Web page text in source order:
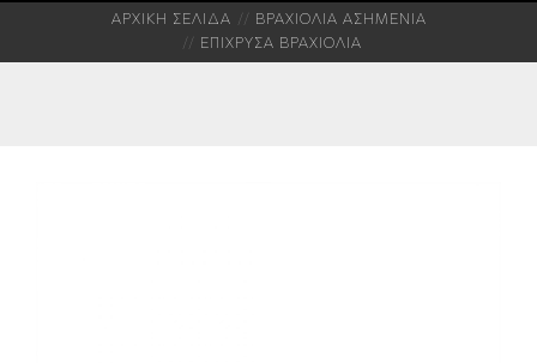
ΑΡΧΙΚΗ ΣΕΛΙΔΑ
ΒΡΑΧΙΟΛΙΑ ΑΣΗΜΕΝΙΑ
ΕΠΙΧΡΥΣΑ ΒΡΑΧΙΟΛΙΑ